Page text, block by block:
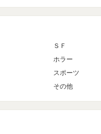
ＳＦ
ホラー
スポーツ
その他